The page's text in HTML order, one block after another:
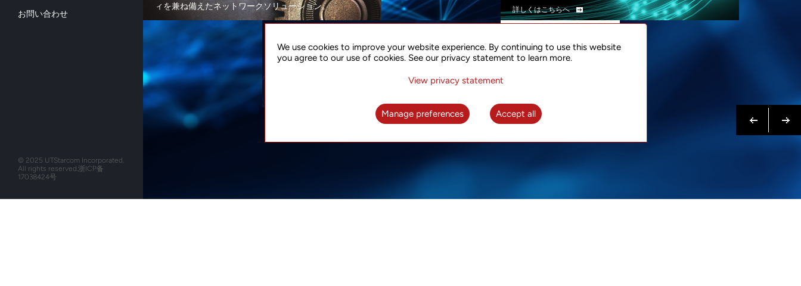
お問い合わせ
ィを兼ね備えたネットワークソリューション。
詳しくはこちらへ
詳しくはこちらへ
同期
パケットネットワークに対応した完全な時刻同
詳しくはこちらへ
© 2025 UTStarcom Incorporated.
All rights reserved.浙ICP备
17038424号
We use cookies to improve your website experience. By continuing to use this website
you agree to our use of cookies. See our privacy statement to learn more.
View privacy statement
Manage preferences Accept all